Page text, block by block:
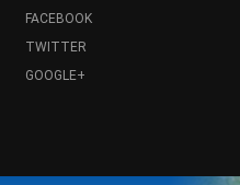
FACEBOOK
TWITTER
GOOGLE+